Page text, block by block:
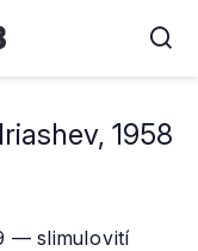
1958
— slimulovití